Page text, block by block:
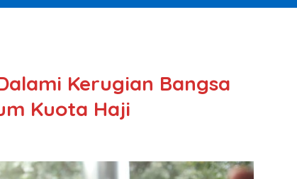
Kerugian Bangsa
Kuota Haji